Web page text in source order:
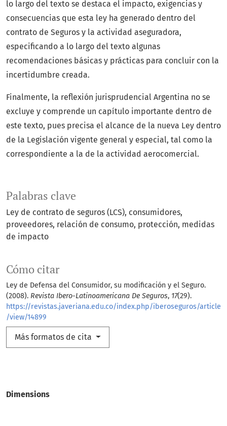
Palabras clave
Ley de contrato de seguros (LCS) consumidores
proveedores relación de consumo protección medidas
de impacto
Cómo citar
Ley de Defensa del Consumidor, su modificación y el Seguro.
(2008). Revista Ibero-Latinoamericana De Seguros, 17(29).
https://revistas.javeriana.edu.co/index.php/iberoseguros/article
/view/14899
Más formatos de cita
Dimensions
lo largo del texto se destaca el impacto, exigencias y
consecuencias que esta ley ha generado dentro del
contrato de Seguros y la actividad aseguradora,
especificando a lo largo del texto algunas
recomendaciones básicas y prácticas para concluir con la
incertidumbre creada.
Finalmente, la reflexión jurisprudencial Argentina no se
excluye y comprende un capítulo importante dentro de
este texto, pues precisa el alcance de la nueva Ley dentro
de la Legislación vigente general y especial, tal como la
correspondiente a la de la actividad aerocomercial.